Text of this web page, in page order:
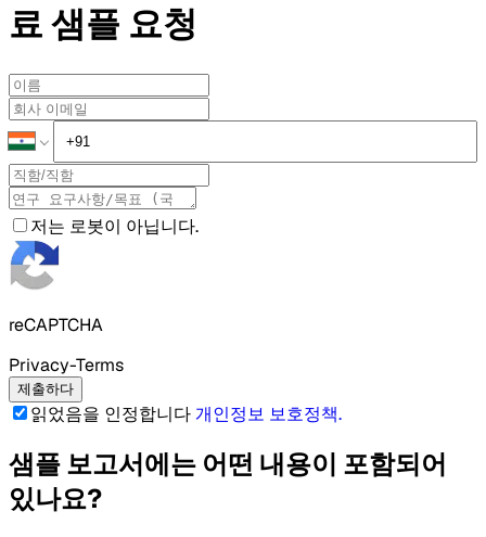
료 샘플 요청
저는 로봇이 아닙니다.
reCAPTCHA
Privacy-Terms
제출하다
읽었음을 인정합니다개인정보 보호정책.
샘플 보고서에는 어떤 내용이 포함되어
있나요?